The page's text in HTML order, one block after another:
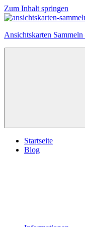
Zum Inhalt springen
Ansichtskarten
Startseite
Blog